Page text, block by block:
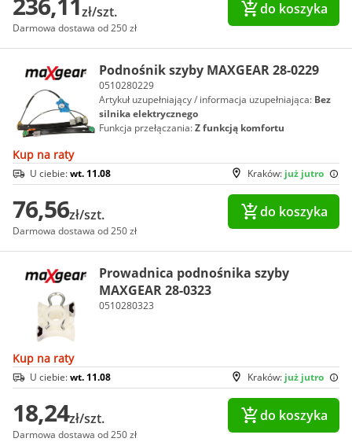
zł/szt.
Darmowa dostawa od 250 zł
do koszyka
Podnośnik szyby MAXGEAR 28-0229
0510280229
Artykuł uzupełniający / informacja uzupełniająca: Bez
silnika elektrycznego
Funkcja przełączania:Z funkcją komfortu
Kup na raty
Kraków: już jutro
U ciebie:wt. 11.08
76,56zł/szt.
Darmowa dostawa od 250 zł
do koszyka
Prowadnica podnośnika szyby
MAXGEAR 28-0323
0510280323
Kup na raty
Kraków: już jutro
U ciebie:wt. 11.08
18,24zł/szt.
Darmowa dostawa od 250 zł
do koszyka